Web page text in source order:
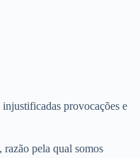
provocações e
razão pela qual somos